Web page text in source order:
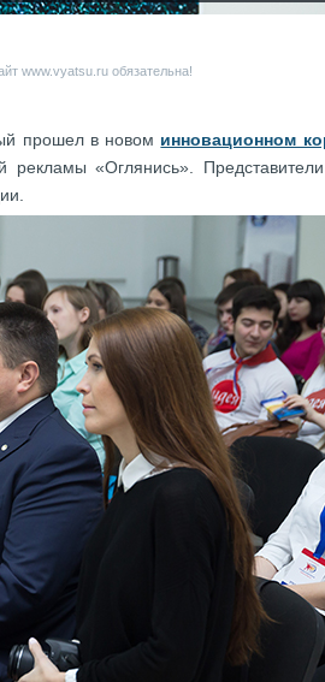
www.vyatsu.ru обязательна!
прошел в новом инновационном
рекламы «Оглянись».